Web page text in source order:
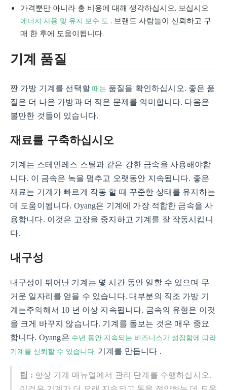
가격뿐만 아니라 총 비용에 대해 생각하십시오. 보십시오
에너지 사용 및 유지 보수 도 . 브랜드 사람들이 신뢰하고 구
매 한 후에 도움이됩니다.
기계 품질
짠 가방 기계를 선택할때는 품질을 확인하십시오. 좋은 품
질은 더 나은 가방과 더 적은 문제를 의미합니다. 다음은
볼만한 것들이 있습니다.
재료를 구축하십시오
기계는 스테인레스 스틸과 같은 강한 금속을 사용해야합
니다. 이 금속은 녹을 멈추고 오랫동안 지속됩니다. 좋은
재료는 기계가 빠르게 작동 할 때 꾸준한 상태를 유지하는
데 도움이됩니다. Oyang은 기계에 가장 적합한 금속을 사
용합니다. 이것은 고장을 중지하고 기계를 잘 작동시킵니
다.
내구성
내구성이 뛰어난 기계는 몇 시간 동안 일할 수 있으며 무
거운 일자리를 얻을 수 있습니다. 대부분의 직조 가방 기
계는주의해서 10 년 이상 지속됩니다. 금속의 유형은 이것
을 크게 바꾸지 않습니다. 기계를 돌보는 것은 매우 중요
합니다. Oyang은 수년 동안 지속되는 비즈니스가 성장함에 따라
기계를 신뢰할 수 있습니다. 기계를 만듭니다 .
팁 : 항상 기계 매뉴얼에서 관리 단계를 수행하십시오.